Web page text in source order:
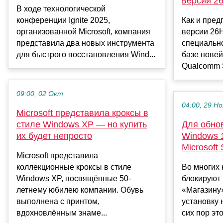
В ходе технологической
конференции Ignite 2025,
организованной Microsoft, компания
представила два новых инструмента
для быстрого восстановления Wind...
09:00, 02 Окт
Microsoft представила кроксы в
стиле Windows XP — но купить
их будет непросто
Microsoft представила
коллекционные кроксы в стиле
Windows XP, посвящённые 50-
летнему юбилею компании. Обувь
выполнена с принтом,
вдохновлённым знаме...
Как и
версии
базе
Qualcomm
04:00, 29
Для
Windows
Microsoft
Во многих
блокируют
сих пор